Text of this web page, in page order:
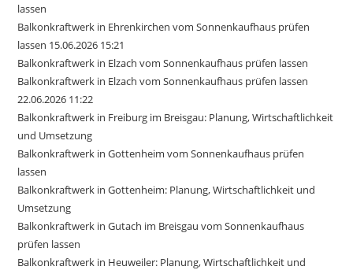
lassen
Balkonkraftwerk in Ehrenkirchen vom Sonnenkaufhaus prüfen
lassen 15.06.2026 15:21
Balkonkraftwerk in Elzach vom Sonnenkaufhaus prüfen lassen
Balkonkraftwerk in Elzach vom Sonnenkaufhaus prüfen lassen
22.06.2026 11:22
Balkonkraftwerk in Freiburg im Breisgau: Planung, Wirtschaftlichkeit
und Umsetzung
Balkonkraftwerk in Gottenheim vom Sonnenkaufhaus prüfen
lassen
Balkonkraftwerk in Gottenheim: Planung, Wirtschaftlichkeit und
Umsetzung
Balkonkraftwerk in Gutach im Breisgau vom Sonnenkaufhaus
prüfen lassen
Balkonkraftwerk in Heuweiler: Planung, Wirtschaftlichkeit und